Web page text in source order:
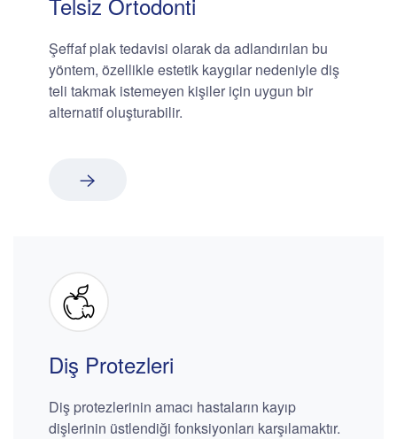
Şeffaf plak tedavisi olarak da adlandırılan bu
yöntem, özellikle estetik kaygılar nedeniyle diş
teli takmak istemeyen kişiler için uygun bir
alternatif oluşturabilir.
Diş Protezleri
Diş protezlerinin amacı hastaların kayıp
dişlerinin üstlendiği fonksiyonları karşılamaktır.